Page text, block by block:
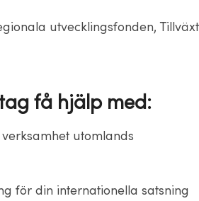
utvecklingsfonden,
få hjälp med:
utomlands
för din internationella satsning